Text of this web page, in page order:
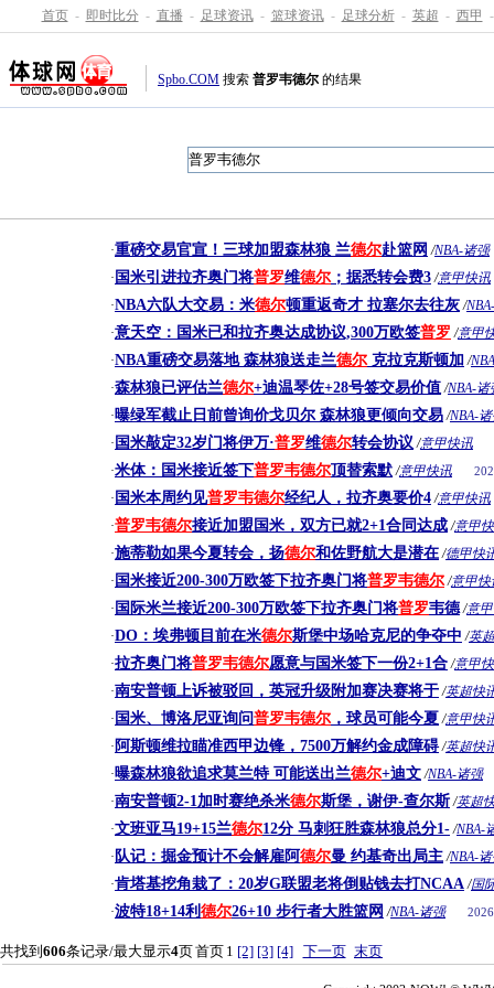
首页 - 即时比分 - 直播 - 足球资讯 - 篮球资讯 - 足球分析 - 英超 - 西甲 -
Spbo.COM 搜索 普罗韦德尔的结果
·重磅交易官宣！三球加盟森林狼 兰德尔赴篮网 /NBA-诸强
· 国米引进拉齐奥门将普罗维德尔；据悉转会费3 /意甲快讯
·NBA六队大交易：米德尔顿重返奇才 拉塞尔去往灰 /
·意天空：国米已和拉齐奥达成协议,300万欧签普罗 /意甲
·NBA重磅交易落地 森林狼送走兰德尔克拉克斯顿加 /
·森林狼已评估兰德尔+迪温琴佐+28号签交易价值 /NBA-诸
·曝绿军截止日前曾询价戈贝尔 森林狼更倾向交易 /NBA-
· 国米敲定32岁门将伊万·普罗维德尔转会协议 /意甲快讯
·米体：国米接近签下普罗韦德尔顶替索默 /意甲快讯
· 国米本周约见普罗韦德尔经纪人，拉齐奥要价4 /意甲快讯
·普罗韦德尔接近加盟国米，双方已就2+1合同达成 /意甲
·施蒂勒如果今夏转会，扬德尔和佐野航大是潜在 /德甲快
· 国米接近200-300万欧签下拉齐奥门将普罗韦德尔 /意甲快
· 国际米兰接近200-300万欧签下拉齐奥门将普罗韦德 /意
·DO：埃弗顿目前在米德尔斯堡中场哈克尼的争夺中 /英
·拉齐奥门将普罗韦德尔愿意与国米签下一份2+1合 /意甲
·南安普顿上诉被驳回，英冠升级附加赛决赛将于 /英超快
· 国米、博洛尼亚询问普罗韦德尔，球员可能今夏 /意甲快
· 阿斯顿维拉瞄准西甲边锋，7500万解约金成障碍 /英超快
·曝森林狼欲追求莫兰特 可能送出兰德尔+迪文 /NBA-诸强
·南安普顿2-1加时赛绝杀米德尔斯堡，谢伊-查尔斯 /英超
·文班亚马19+15兰德尔12分 马刺狂胜森林狼总分1- /NBA-
· 队记：掘金预计不会解雇阿德尔曼 约基奇出局主 /NBA-
·肯塔基挖角栽了：20岁G联盟老将倒贴钱去打NCAA /国
·波特18+14利 德尔26+10 步行者大胜篮网 /NBA-诸强
共找到 606条记录/最大显示4页首页 1 [2] [3] [4] 下一页 末页